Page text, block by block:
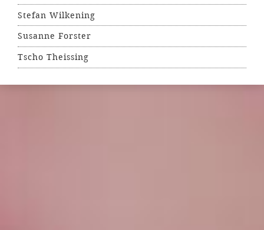
Stefan Wilkening
Susanne Forster
Tscho Theissing